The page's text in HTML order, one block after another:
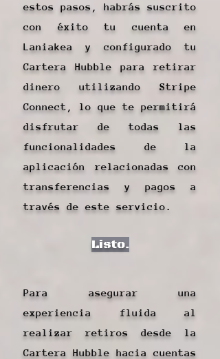
estos pasos, habrás suscrito
con éxito tu cuenta en
Laniakea y configurado tu
Cartera Hubble para retirar
dinero utilizando Stripe
Connect, lo que te permitirá
disfrutar de todas las
funcionalidades de la
aplicación relacionadas con
transferencias y pagos a
través de este servicio.
Listo.
Para asegurar una
experiencia fluida al
realizar retiros desde la
Cartera Hubble hacia cuentas